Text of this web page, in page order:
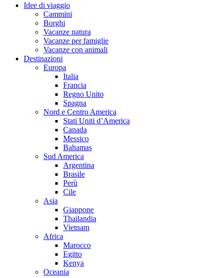
Idee di viaggio
Cammini
Borghi
Vacanze natura
Vacanze per famiglie
Vacanze con animali
Destinazioni
Europa
Italia
Francia
Regno Unito
Spagna
Nord e Centro America
Stati Uniti d’America
Canada
Messico
Bahamas
Sud America
Argentina
Brasile
Perù
Cile
Asia
Giappone
Thailandia
Vietnam
Africa
Marocco
Egitto
Kenya
Oceania